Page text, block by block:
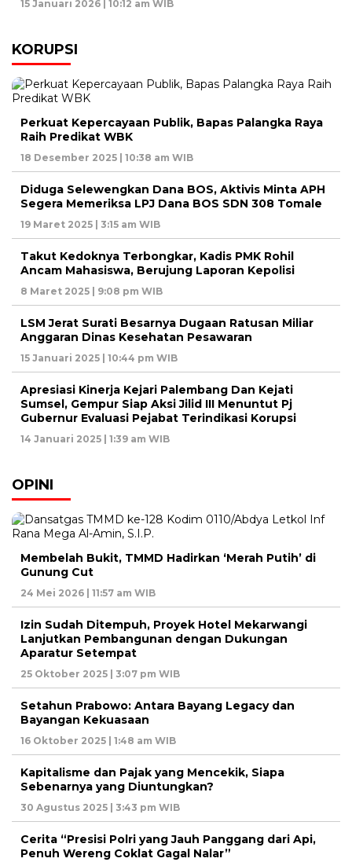
15 Januari 2026 | 10:12 am WIB
KORUPSI
Perkuat Kepercayaan Publik, Bapas Palangka Raya
Raih Predikat WBK
18 Desember 2025 | 10:38 am WIB
Diduga Selewengkan Dana BOS, Aktivis Minta APH
Segera Memeriksa LPJ Dana BOS SDN 308 Tomale
19 Maret 2025 | 3:15 am WIB
Takut Kedoknya Terbongkar, Kadis PMK Rohil
Ancam Mahasiswa, Berujung Laporan Kepolisi
8 Maret 2025 | 9:08 pm WIB
LSM Jerat Surati Besarnya Dugaan Ratusan Miliar
Anggaran Dinas Kesehatan Pesawaran
15 Januari 2025 | 10:44 pm WIB
Apresiasi Kinerja Kejari Palembang Dan Kejati
Sumsel, Gempur Siap Aksi Jilid III Menuntut Pj
Gubernur Evaluasi Pejabat Terindikasi Korupsi
14 Januari 2025 | 1:39 am WIB
OPINI
Membelah Bukit, TMMD Hadirkan ‘Merah Putih’ di
Gunung Cut
24 Mei 2026 | 11:57 am WIB
Izin Sudah Ditempuh, Proyek Hotel Mekarwangi
Lanjutkan Pembangunan dengan Dukungan
Aparatur Setempat
25 Oktober 2025 | 3:07 pm WIB
Setahun Prabowo: Antara Bayang Legacy dan
Bayangan Kekuasaan
16 Oktober 2025 | 1:48 am WIB
Kapitalisme dan Pajak yang Mencekik, Siapa
Sebenarnya yang Diuntungkan?
30 Agustus 2025 | 3:43 pm WIB
Cerita “Presisi Polri yang Jauh Panggang dari Api,
Penuh Wereng Coklat Gagal Nalar”